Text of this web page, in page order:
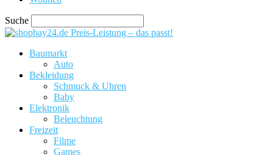
Suche
Preis-Leistung – das passt!
Baumarkt
Auto
Bekleidung
Schmuck & Uhren
Baby
Elektronik
Beleuchtung
Freizeit
Filme
Games